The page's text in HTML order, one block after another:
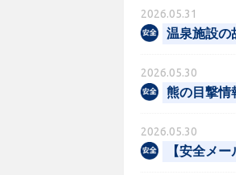
2026.05.31
温泉施設の
2026.05.30
熊の目撃情
2026.05.30
【安全メ